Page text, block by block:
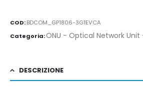
COD:BDCOM_GP1806-3G1EVCA
Categoria:ONU - Optical Network Unit
DESCRIZIONE